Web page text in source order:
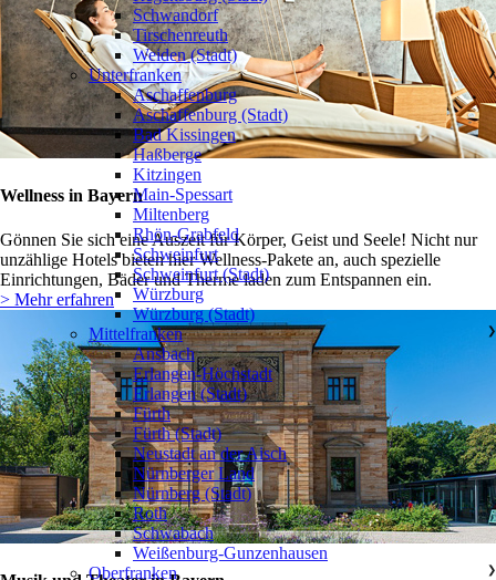
Wellness in Bayern
Gönnen Sie sich eine Auszeit für Körper, Geist und Seele! Nicht nur
unzählige Hotels bieten hier Wellness-Pakete an, auch spezielle
Einrichtungen, Bäder und Therme laden zum Entspannen ein.
> Mehr erfahren
Schwandorf
Tirschenreuth
Weiden (Stadt)
Unterfranken
❯
Aschaffenburg
Aschaffenburg (Stadt)
Bad Kissingen
Haßberge
Kitzingen
Main-Spessart
Miltenberg
Rhön-Grabfeld
Schweinfurt
Schweinfurt (Stadt)
Würzburg
Würzburg (Stadt)
Mittelfranken
❯
Ansbach
Erlangen-Höchstadt
Erlangen (Stadt)
Fürth
Fürth (Stadt)
Neustadt an der Aisch
Nürnberger Land
Nürnberg (Stadt)
Roth
Schwabach
Weißenburg-Gunzenhausen
Oberfranken
❯